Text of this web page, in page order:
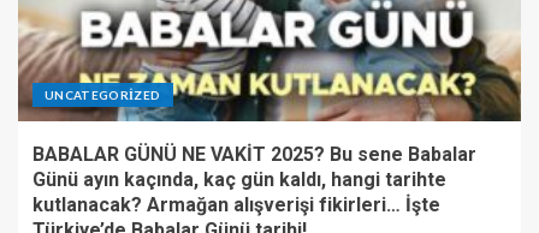
UNCATEGORIZED
BABALAR GÜNÜ NE VAKİT 2025? Bu sene Babalar
Günü ayın kaçında, kaç gün kaldı, hangi tarihte
kutlanacak? Armağan alışverişi fikirleri… İşte